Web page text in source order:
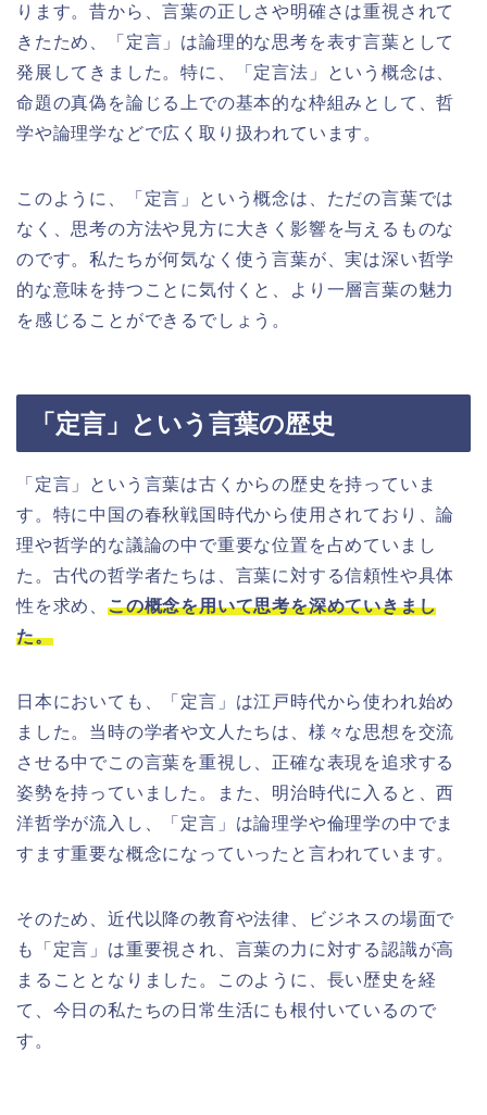
ります。昔から、言葉の正しさや明確さは重視されて
きたため、「定言」は論理的な思考を表す言葉として
発展してきました。特に、「定言法」という概念は、
命題の真偽を論じる上での基本的な枠組みとして、哲
学や論理学などで広く取り扱われています。
このように、「定言」という概念は、ただの言葉では
なく、思考の方法や見方に大きく影響を与えるものな
のです。私たちが何気なく使う言葉が、実は深い哲学
的な意味を持つことに気付くと、より一層言葉の魅力
を感じることができるでしょう。
「定言」という言葉の歴史
「定言」という言葉は古くからの歴史を持っていま
す。特に中国の春秋戦国時代から使用されており、論
理や哲学的な議論の中で重要な位置を占めていまし
た。古代の哲学者たちは、言葉に対する信頼性や具体
性を求め、 この概念を用いて思考を深めていきまし
た。
日本においても、「定言」は江戸時代から使われ始め
ました。当時の学者や文人たちは、様々な思想を交流
させる中でこの言葉を重視し、正確な表現を追求する
姿勢を持っていました。また、明治時代に入ると、西
洋哲学が流入し、「定言」は論理学や倫理学の中でま
すます重要な概念になっていったと言われています。
そのため、近代以降の教育や法律、ビジネスの場面で
も「定言」は重要視され、言葉の力に対する認識が高
まることとなりました。このように、長い歴史を経
て、今日の私たちの日常生活にも根付いているので
す。